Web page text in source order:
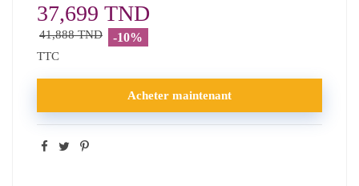
37,699 TND
41,888 TND -10%
TTC
Acheter maintenant